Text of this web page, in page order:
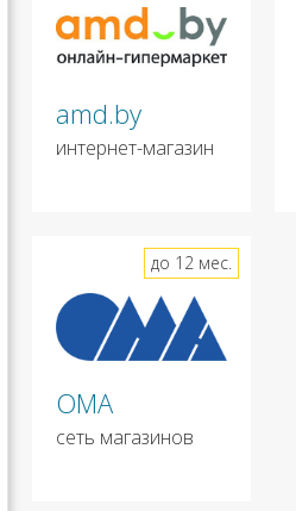
amd.by
интернет-магазин
ОМА
сеть магазинов
до 12 мес.